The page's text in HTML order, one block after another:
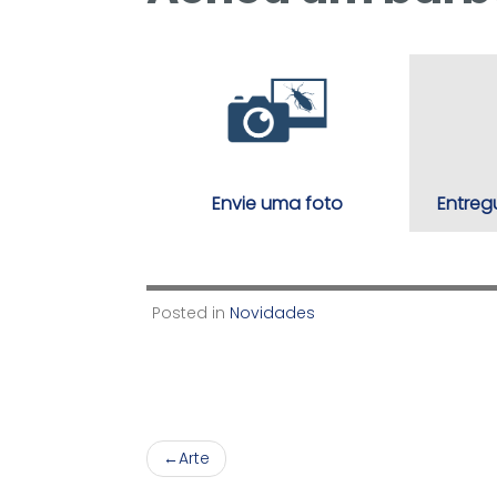
Envie uma foto
Posted in Novidades
Navegação
de
Arte